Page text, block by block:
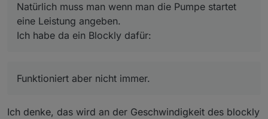
poolcontrol.0
Natürlich muss man wenn man die Pumpe startet
eine Leistung angeben.
Ich habe da ein Blockly dafür:
Funktioniert aber nicht immer.
Ich denke, das wird an der Geschwindigkeit des blockly